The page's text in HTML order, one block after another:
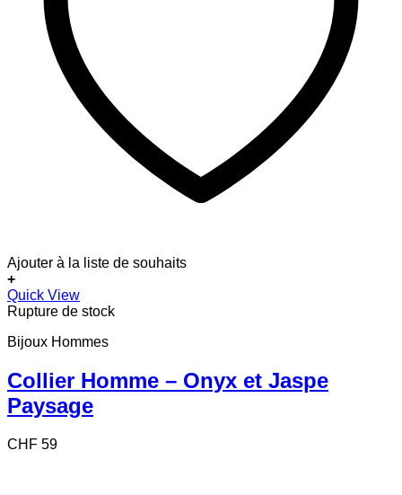
Ajouter à la liste de souhaits
+
Quick View
Rupture de stock
Bijoux Hommes
Collier Homme – Onyx et Jaspe
Paysage
CHF 59